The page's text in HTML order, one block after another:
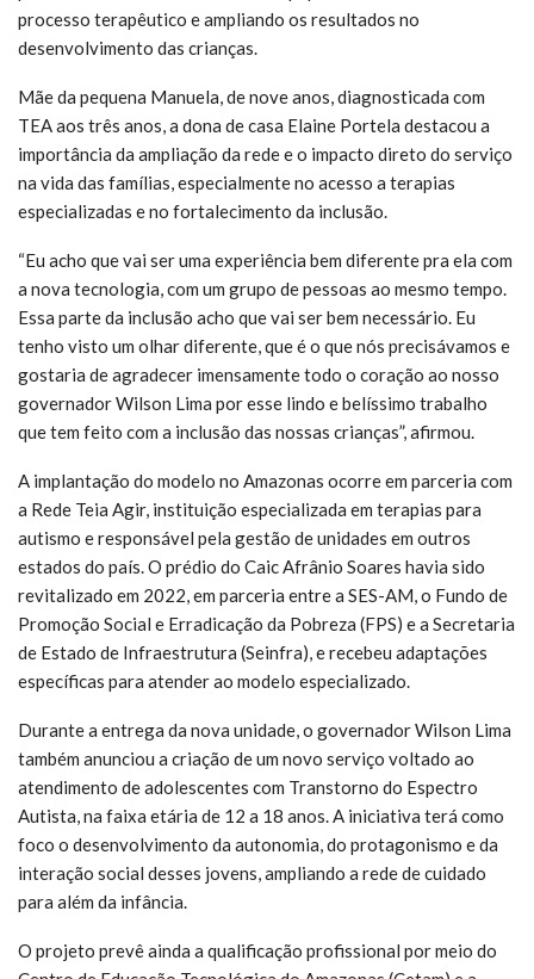
processo terapêutico e ampliando os resultados no
desenvolvimento das crianças.
Mãe da pequena Manuela, de nove anos, diagnosticada com
TEA aos três anos, a dona de casa Elaine Portela destacou a
importância da ampliação da rede e o impacto direto do serviço
na vida das famílias, especialmente no acesso a terapias
especializadas e no fortalecimento da inclusão.
“Eu acho que vai ser uma experiência bem diferente pra ela com
a nova tecnologia, com um grupo de pessoas ao mesmo tempo.
Essa parte da inclusão acho que vai ser bem necessário. Eu
tenho visto um olhar diferente, que é o que nós precisávamos e
gostaria de agradecer imensamente todo o coração ao nosso
governador Wilson Lima por esse lindo e belíssimo trabalho
que tem feito com a inclusão das nossas crianças”, afirmou.
A implantação do modelo no Amazonas ocorre em parceria com
a Rede Teia Agir, instituição especializada em terapias para
autismo e responsável pela gestão de unidades em outros
estados do país. O prédio do Caic Afrânio Soares havia sido
revitalizado em 2022, em parceria entre a SES-AM, o Fundo de
Promoção Social e Erradicação da Pobreza (FPS) e a Secretaria
de Estado de Infraestrutura (Seinfra), e recebeu adaptações
específicas para atender ao modelo especializado.
Durante a entrega da nova unidade, o governador Wilson Lima
também anunciou a criação de um novo serviço voltado ao
atendimento de adolescentes com Transtorno do Espectro
Autista, na faixa etária de 12 a 18 anos. A iniciativa terá como
foco o desenvolvimento da autonomia, do protagonismo e da
interação social desses jovens, ampliando a rede de cuidado
para além da infância.
O projeto prevê ainda a qualificação profissional por meio do